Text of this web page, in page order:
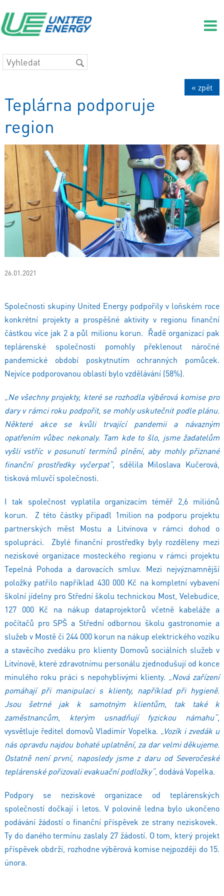
« zpět
Teplárna podporuje
region
26.01.2021
Společnosti skupiny United Energy podpořily v loňském roce
konkrétní projekty a prospěšné aktivity v regionu finanční
částkou více jak 2 a půl milionu korun. Řadě organizací pak
teplárenské společnosti pomohly překlenout náročné
pandemické období poskytnutím ochranných pomůcek.
Nejvíce podporovanou oblastí bylo vzdělávání (58%).
„Ne všechny projekty, které se rozhodla výběrová komise pro
dary v rámci roku podpořit, se mohly uskutečnit podle plánu.
Některé akce se kvůli trvající pandemii a návazným
opatřením vůbec nekonaly. Tam kde to šlo, jsme žadatelům
vyšli vstříc v posunutí termínů plnění, aby mohly přiznané
finanční prostředky vyčerpat“, sdělila Miloslava Kučerová,
tisková mluvčí společnosti.
I tak společnost vyplatila organizacím téměř 2,6 miliónů
korun. Z této částky připadl 1milion na podporu projektu
partnerských měst Mostu a Litvínova v rámci dohod o
spolupráci. Zbylé finanční prostředky byly rozděleny mezi
neziskové organizace mosteckého regionu v rámci projektu
Tepelná Pohoda a darovacích smluv. Mezi nejvýznamnější
položky patřilo například 430 000 Kč na kompletní vybavení
školní jídelny pro Střední školu technickou Most, Velebudice,
127 000 Kč na nákup dataprojektorů včetně kabeláže a
počítačů pro SPŠ a Střední odbornou školu gastronomie a
služeb v Mostě či 244 000 korun na nákup elektrického vozíku
a stavěcího zvedáku pro klienty Domovů sociálních služeb v
Litvínově, které zdravotnímu personálu zjednodušují od konce
minulého roku práci s nepohyblivými klienty. „Nová zařízení
pomáhají při manipulaci s klienty, například při hygieně.
Jsou šetrné jak k samotným klientům, tak také k
zaměstnancům, kterým usnadňují fyzickou námahu“,
vysvětluje ředitel domovů Vladimír Vopelka. „Vozík i zvedák u
nás opravdu najdou bohaté uplatnění, za dar velmi děkujeme.
Ostatně není první, naposledy jsme z daru od Severočeské
teplárenské pořizovali evakuační podložky“, dodává Vopelka.
Podpory se neziskové organizace od teplárenských
společností dočkají i letos. V polovině ledna bylo ukončeno
podávání žádostí o finanční příspěvek ze strany neziskovek.
Ty do daného termínu zaslaly 27 žádostí. O tom, který projekt
příspěvek obdrží, rozhodne výběrová komise nejpozději do 15.
února.